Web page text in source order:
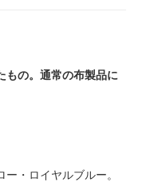
もの。通常の布製品に
・ロイヤルブルー。